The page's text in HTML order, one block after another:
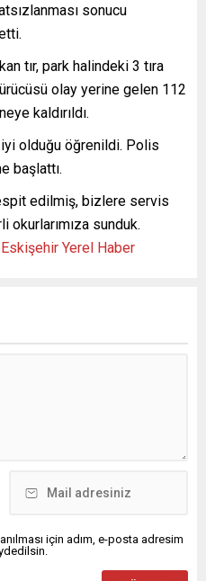
sonucu
tır, park halindeki 3 tıra
olay yerine gelen 112
kaldırıldı.
iyi olduğu öğrenildi. Polis
başlattı.
edilmiş, bizlere servis
sunduk.
Eskişehir Yerel Haber
için adım, e-posta adresim